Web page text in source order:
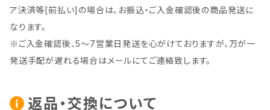
ア決済等[前払い]の場合は、お振込・ご入金確認後の商品発送に
なります。
※ご入金確認後、5～7営業日発送を心がけておりますが、万が一
発送手配が遅れる場合はメールにてご連絡致します。
返品・交換について